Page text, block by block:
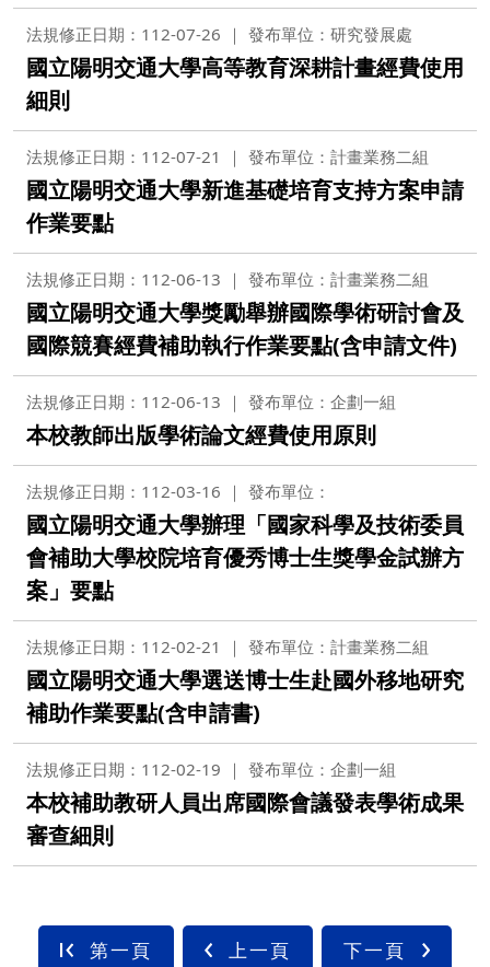
法規修正日期：112-07-26 發布單位：研究發展處
國立陽明交通大學高等教育深耕計畫經費使用
細則
法規修正日期：112-07-21 發布單位：計畫業務二組
國立陽明交通大學新進基礎培育支持方案申請
作業要點
法規修正日期：112-06-13 發布單位：計畫業務二組
國立陽明交通大學獎勵舉辦國際學術研討會及
國際競賽經費補助執行作業要點(含申請文件)
法規修正日期：112-06-13 發布單位：企劃一組
本校教師出版學術論文經費使用原則
法規修正日期：112-03-16 發布單位：
國立陽明交通大學辦理「國家科學及技術委員
會補助大學校院培育優秀博士生獎學金試辦方
案」要點
法規修正日期：112-02-21 發布單位：計畫業務二組
國立陽明交通大學選送博士生赴國外移地研究
補助作業要點(含申請書)
法規修正日期：112-02-19 發布單位：企劃一組
本校補助教研人員出席國際會議發表學術成果
審查細則
第一頁 上一頁 下一頁